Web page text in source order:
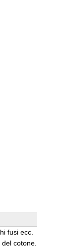
fusi ecc.
cotone.